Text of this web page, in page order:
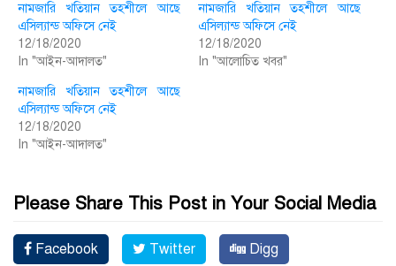
নামজারি খতিয়ান তহশীলে আছে
এসিল্যান্ড অফিসে নেই
12/18/2020
In "আইন-আদালত"
নামজারি খতিয়ান তহশীলে আছে
এসিল্যান্ড অফিসে নেই
12/18/2020
In "আলোচিত খবর"
নামজারি খতিয়ান তহশীলে আছে
এসিল্যান্ড অফিসে নেই
12/18/2020
In "আইন-আদালত"
Please Share This Post in Your Social Media
Facebook Twitter Digg